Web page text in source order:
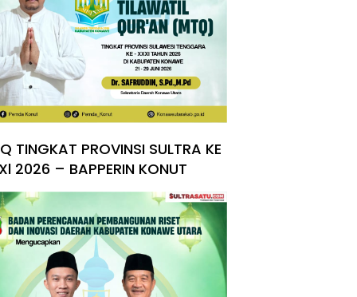
TINGKAT PROVINSI SULTRA KE
2026 – BAPPERIN KONUT